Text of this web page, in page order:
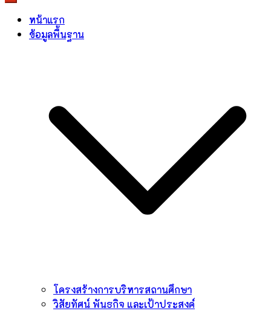
หน้าแรก
ข้อมูลพื้นฐาน
โครงสร้างการบริหารสถานศึกษา
วิสัยทัศน์ พันธกิจ และเป้าประสงค์